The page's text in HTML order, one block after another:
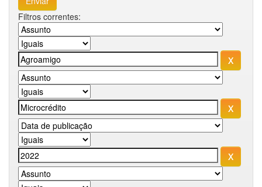
Filtros correntes: